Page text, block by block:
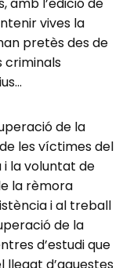
vives la
pretès des de
criminals
de la
les víctimes del
la voluntat de
la rèmora
i al treball
de la
d’estudi que